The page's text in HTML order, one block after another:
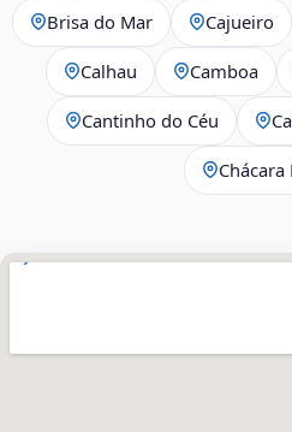
Brisa do Mar Cajueiro
Calhau Camboa
Cantinho do Céu
Chácara